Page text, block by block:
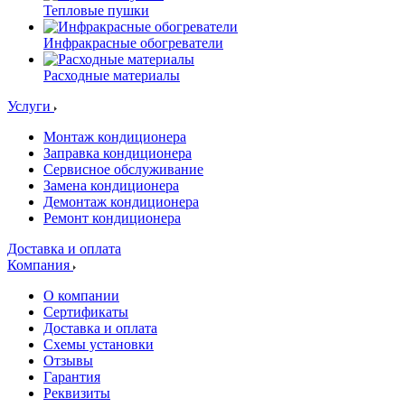
Тепловые пушки
Инфракрасные обогреватели
Расходные материалы
Услуги
Монтаж кондиционера
Заправка кондиционера
Сервисное обслуживание
Замена кондиционера
Демонтаж кондиционера
Ремонт кондиционера
Доставка и оплата
Компания
О компании
Сертификаты
Доставка и оплата
Схемы установки
Отзывы
Гарантия
Реквизиты